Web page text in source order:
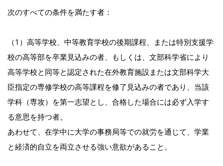
次のすべての条件を満たす者：
（1）高等学校、中等教育学校の後期課程、または特別支援学
校の高等部を卒業見込みの者、もしくは、文部科学省により
高等学校と同等と認定された在外教育施設または文部科学大
臣指定の専修学校の高等課程を修了見込みの者であり、当該
学科（専攻）を第一志望とし、合格した場合には必ず入学す
る意思を持つ者。
あわせて、在学中に大学の事務局等での就労を通じて、学業
と経済的自立を両立させる強い意欲があること。